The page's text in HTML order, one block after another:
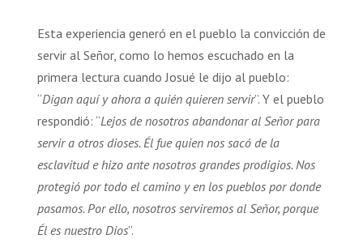
Esta experiencia generó en el pueblo la convicción de
servir al Señor, como lo hemos escuchado en la
primera lectura cuando Josué le dijo al pueblo:
“Digan aquí y ahora a quién quieren servir”. Y el pueblo
respondió: “Lejos de nosotros abandonar al Señor para
servir a otros dioses. Él fue quien nos sacó de la
esclavitud e hizo ante nosotros grandes prodigios. Nos
protegió por todo el camino y en los pueblos por donde
pasamos. Por ello, nosotros serviremos al Señor, porque
Él es nuestro Dios”.